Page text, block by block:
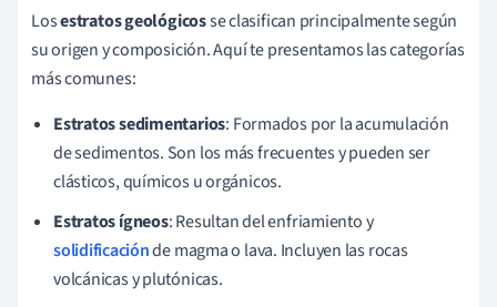
Losestratos geológicosse clasifican principalmente según
su origen y composición. Aquí te presentamos las categorías
más comunes:
Estratos sedimentarios: Formados por la acumulación
de sedimentos. Son los más frecuentes y pueden ser
clásticos, químicos u orgánicos.
Estratos ígneos: Resultan del enfriamiento y
solidificaciónde magma o lava. Incluyen las rocas
volcánicas y plutónicas.